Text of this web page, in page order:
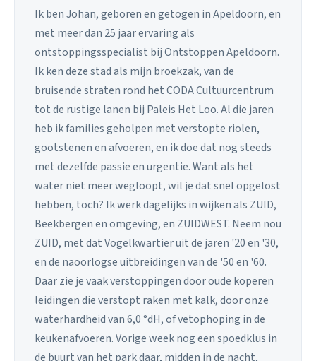
Ik ben Johan, geboren en getogen in Apeldoorn, en
met meer dan 25 jaar ervaring als
ontstoppingsspecialist bij Ontstoppen Apeldoorn.
Ik ken deze stad als mijn broekzak, van de
bruisende straten rond het CODA Cultuurcentrum
tot de rustige lanen bij Paleis Het Loo. Al die jaren
heb ik families geholpen met verstopte riolen,
gootstenen en afvoeren, en ik doe dat nog steeds
met dezelfde passie en urgentie. Want als het
water niet meer wegloopt, wil je dat snel opgelost
hebben, toch? Ik werk dagelijks in wijken als ZUID,
Beekbergen en omgeving, en ZUIDWEST. Neem nou
ZUID, met dat Vogelkwartier uit de jaren '20 en '30,
en de naoorlogse uitbreidingen van de '50 en '60.
Daar zie je vaak verstoppingen door oude koperen
leidingen die verstopt raken met kalk, door onze
waterhardheid van 6,0 °dH, of vetophoping in de
keukenafvoeren. Vorige week nog een spoedklus in
de buurt van het park daar, midden in de nacht,